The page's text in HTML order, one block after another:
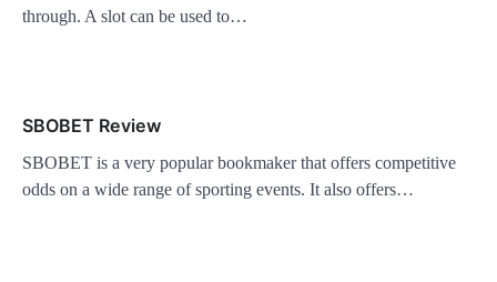
through. A slot can be used to…
SBOBET Review
SBOBET is a very popular bookmaker that offers competitive
odds on a wide range of sporting events. It also offers…